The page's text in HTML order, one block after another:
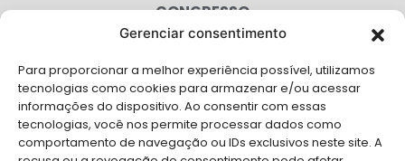
Gerenciar consentimento
Para proporcionar a melhor experiência possível, utilizamos
tecnologias como cookies para armazenar e/ou acessar
informações do dispositivo. Ao consentir com essas
tecnologias, você nos permite processar dados como
comportamento de navegação ou IDs exclusivos neste site. A
CONGRESSO
CAMPANHAS
SERVIÇOS